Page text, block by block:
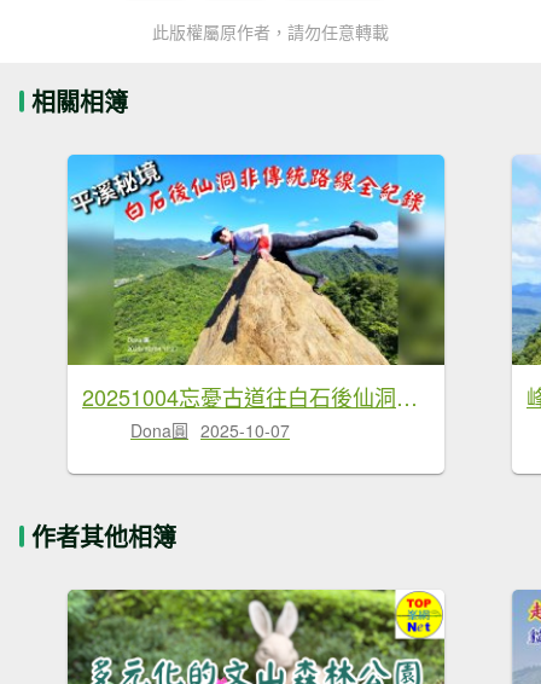
此版權屬原作者，請勿任意轉載
相關相簿
20251004忘憂古道往白石後仙洞由東勢格古道走到平溪國中
Dona圓 2025-10-07
作者其他相簿